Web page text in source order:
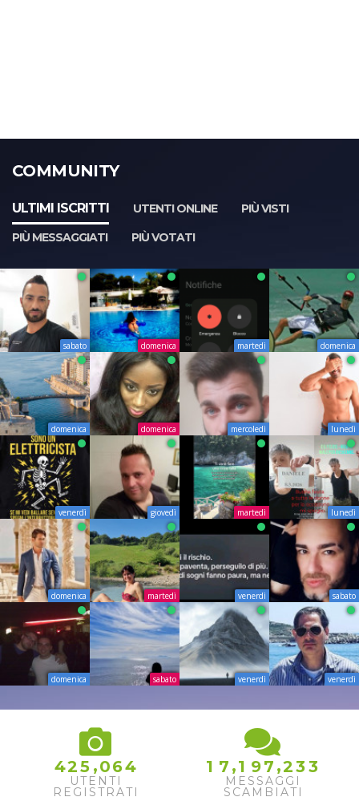
COMMUNITY
ULTIMI ISCRITTI UTENTI ONLINE
PIÙ VISTI
PIÙ MESSAGGIATI
PIÙ VOTATI
sabato domenica martedì domenica
domenica domenica mercoledì lunedì
venerdì giovedì martedì lunedì
domenica martedì venerdì sabato
domenica sabato venerdì venerdì
425 ,064
UTENTI
REGISTRATI
1 7 ,1 97 ,233
MESSAGGI
SCAMBIATI